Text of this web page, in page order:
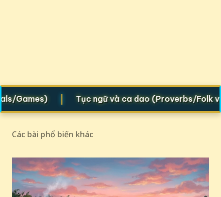
| Tục ngữ và ca dao (Proverbs/Folk
Các bài phổ biến khác